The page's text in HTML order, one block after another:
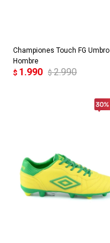
Championes Touch FG Umbro
Hombre
$ 1.990 $ 2.990